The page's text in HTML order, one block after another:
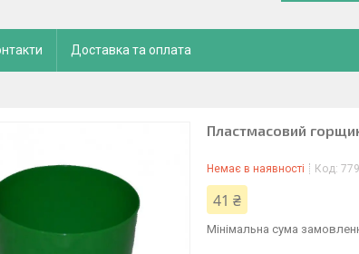
Доставка та оплата
Пластмасовий
Немає в наявності Код:
41 ₴
Мінімальна сума